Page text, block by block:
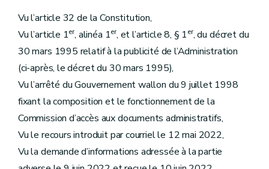
Vu l’article 32 de la Constitution,
Vu l’article 1er, alinéa 1er, et l’article 8, § 1er, du décret du
30 mars 1995 relatif à la publicité de l’Administration
(ci-après, le décret du 30 mars 1995),
Vu l’arrêté du Gouvernement wallon du 9 juillet 1998
fixant la composition et le fonctionnement de la
Commission d’accès aux documents administratifs,
Vu le recours introduit par courriel le 12 mai 2022,
Vu la demande d’informations adressée à la partie